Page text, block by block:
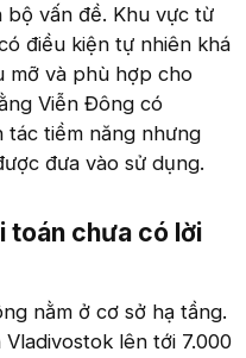
vấn đề. Khu vực từ
điều kiện tự nhiên khá
mỡ và phù hợp cho
Viễn Đông có
tác tiềm năng nhưng
đưa vào sử dụng.
toán chưa có lời
nằm ở cơ sở hạ tầng.
lên tới 7.000